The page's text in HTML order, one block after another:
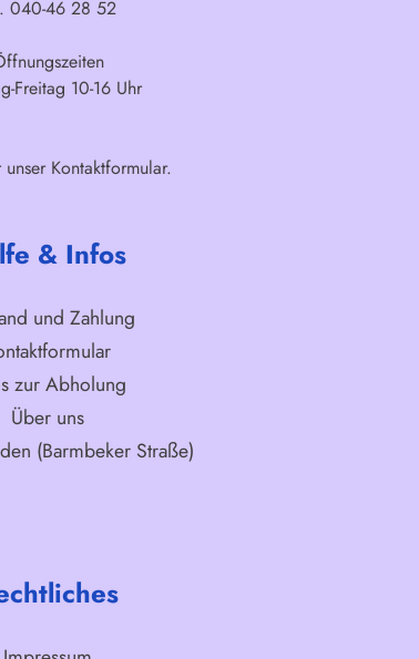
040-46 28 52
Freitag 10-16 Uhr
Kontaktformular.
& Infos
und Zahlung
zur Abholung
Über uns
(Barmbeker Straße)